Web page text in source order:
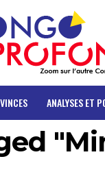
ANALYSES ET